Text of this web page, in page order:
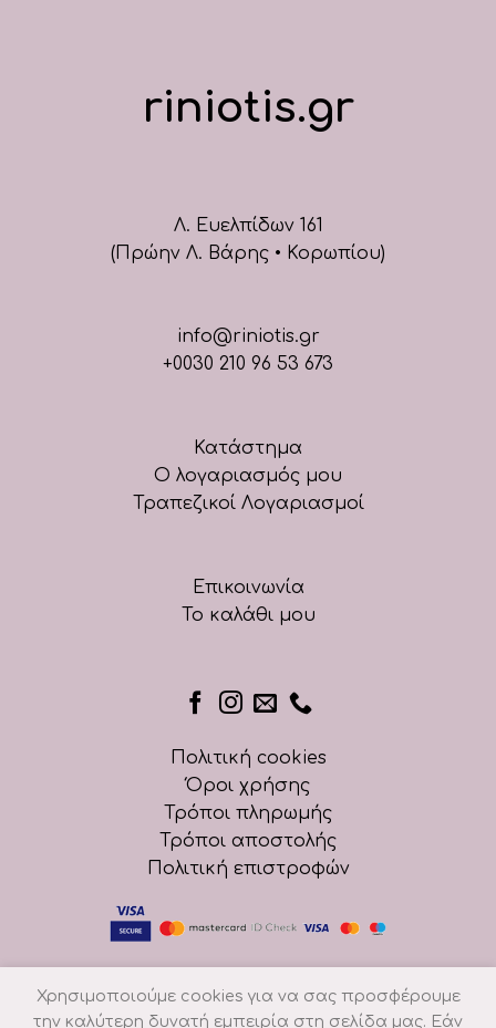
riniotis.gr
Λ. Ευελπίδων 161
(Πρώην Λ. Βάρης • Κορωπίου)
info@riniotis.gr
+0030 210 96 53 673
Κατάστημα
Ο λογαριασμός μου
Τραπεζικοί Λογαριασμοί
Επικοινωνία
Το καλάθι μου
Πολιτική cookies
Όροι χρήσης
Τρόποι πληρωμής
Τρόποι αποστολής
Πολιτική επιστροφών
Χρησιμοποιούμε cookies για να σας προσφέρουμε
την καλύτερη δυνατή εμπειρία στη σελίδα μας. Εάν